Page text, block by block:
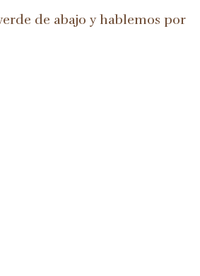
de abajo y hablemos por